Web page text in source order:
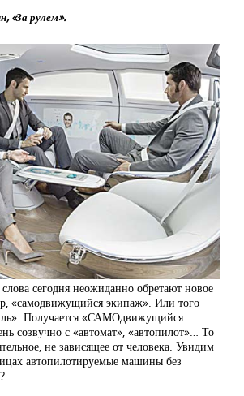
«За рулем».
сегодня неожиданно обретают новое
«самодвижущийся экипаж». Или того
Получается «САМОдвижущийся
созвучно с «автомат», «автопилот»… То
не зависящее от человека. Увидим
автопилотируемые машины без